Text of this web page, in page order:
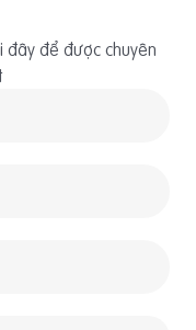
đây để được chuyên